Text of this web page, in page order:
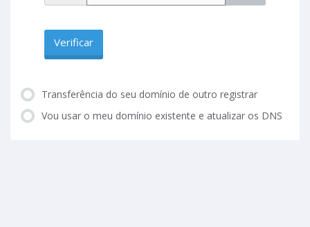
Verificar
Transferência do seu domínio de outro registrar
Vou usar o meu domínio existente e atualizar os DNS